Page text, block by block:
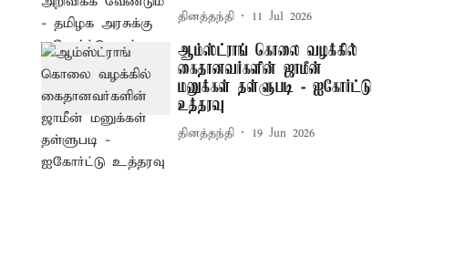
தினத்தந்தி 11 Jul 2026
ஆம்ஸ்ட்ராங் கொலை வழக்கில்
கைதானவர்களின் ஜாமீன்
மனுக்கள் தள்ளுபடி - ஐகோர்ட்டு
உத்தரவு
தினத்தந்தி 19 Jun 2026